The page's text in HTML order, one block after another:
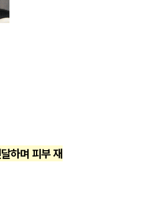
하며 피부 재